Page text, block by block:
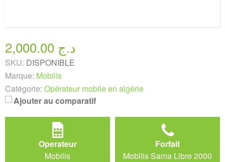
2,000.00 د.ج
SKU: DISPONIBLE
Marque: Mobilis
Catégorie: Opérateur mobile en algérie
Ajouter au comparatif
Operateur
Mobilis
Forfait
Mobilis Sama Libre 2000